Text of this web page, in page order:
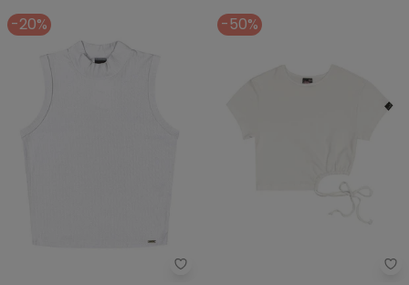
-20%
Outlet - Regata Canelada
-50%